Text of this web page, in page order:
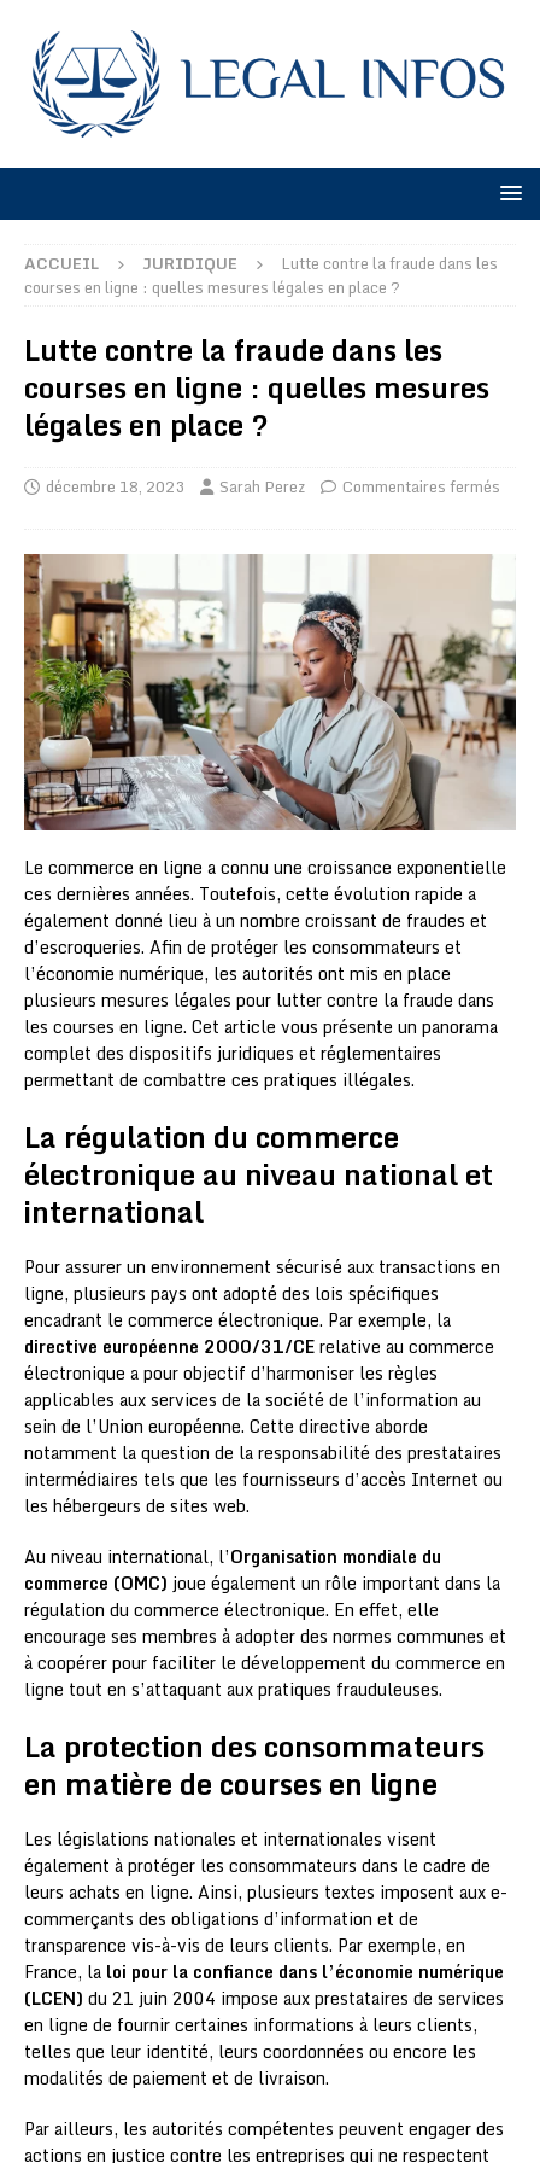
ACCUEIL JURIDIQUE
Lutte contre la fraude dans les
courses en ligne : quelles mesures légales en place ?
Lutte contre la fraude dans les
courses en ligne : quelles mesures
légales en place ?
décembre 18, 2023 Sarah Perez Commentaires fermés
Le commerce en ligne a connu une croissance exponentielle
ces dernières années. Toutefois, cette évolution rapide a
également donné lieu à un nombre croissant de fraudes et
d’escroqueries. Afin de protéger les consommateurs et
l’économie numérique, les autorités ont mis en place
plusieurs mesures légales pour lutter contre la fraude dans
les courses en ligne. Cet article vous présente un panorama
complet des dispositifs juridiques et réglementaires
permettant de combattre ces pratiques illégales.
La régulation du commerce
électronique au niveau national et
international
Pour assurer un environnement sécurisé aux transactions en
ligne, plusieurs pays ont adopté des lois spécifiques
encadrant le commerce électronique. Par exemple, la
directive européenne 2000/31/CErelative au commerce
électronique a pour objectif d’harmoniser les règles
applicables aux services de la société de l’information au
sein de l’Union européenne. Cette directive aborde
notamment la question de la responsabilité des prestataires
intermédiaires tels que les fournisseurs d’accès Internet ou
les hébergeurs de sites web.
Au niveau international, l’Organisation mondiale du
commerce (OMC) joue également un rôle important dans la
régulation du commerce électronique. En effet, elle
encourage ses membres à adopter des normes communes et
à coopérer pour faciliter le développement du commerce en
ligne tout en s’attaquant aux pratiques frauduleuses.
La protection des consommateurs
en matière de courses en ligne
Les législations nationales et internationales visent
également à protéger les consommateurs dans le cadre de
leurs achats en ligne. Ainsi, plusieurs textes imposent aux e-
commerçants des obligations d’information et de
transparence vis-à-vis de leurs clients. Par exemple, en
France, la loi pour la confiance dans l’économie numérique
(LCEN) du 21 juin 2004 impose aux prestataires de services
en ligne de fournir certaines informations à leurs clients,
telles que leur identité, leurs coordonnées ou encore les
modalités de paiement et de livraison.
Par ailleurs, les autorités compétentes peuvent engager des
actions en justice contre les entreprises qui ne respectent